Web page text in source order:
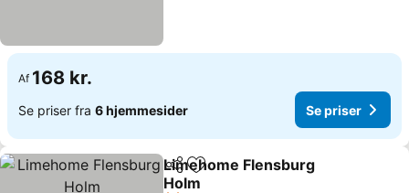
Af 168 kr.
Se priser fra 6 hjemmesider Se priser
Del Føj til favoritter
Limehome Flensburg
Holm